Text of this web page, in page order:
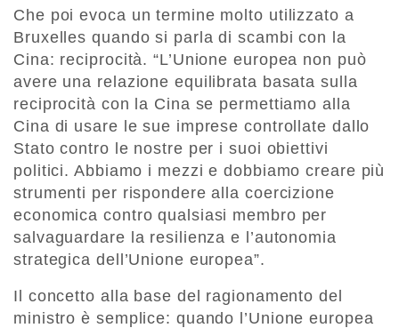
Che poi evoca un termine molto utilizzato a
Bruxelles quando si parla di scambi con la
Cina: reciprocità. “L’Unione europea non può
avere una relazione equilibrata basata sulla
reciprocità con la Cina se permettiamo alla
Cina di usare le sue imprese controllate dallo
Stato contro le nostre per i suoi obiettivi
politici. Abbiamo i mezzi e dobbiamo creare più
strumenti per rispondere alla coercizione
economica contro qualsiasi membro per
salvaguardare la resilienza e l’autonomia
strategica dell’Unione europea”.
Il concetto alla base del ragionamento del
ministro è semplice: quando l’Unione europea